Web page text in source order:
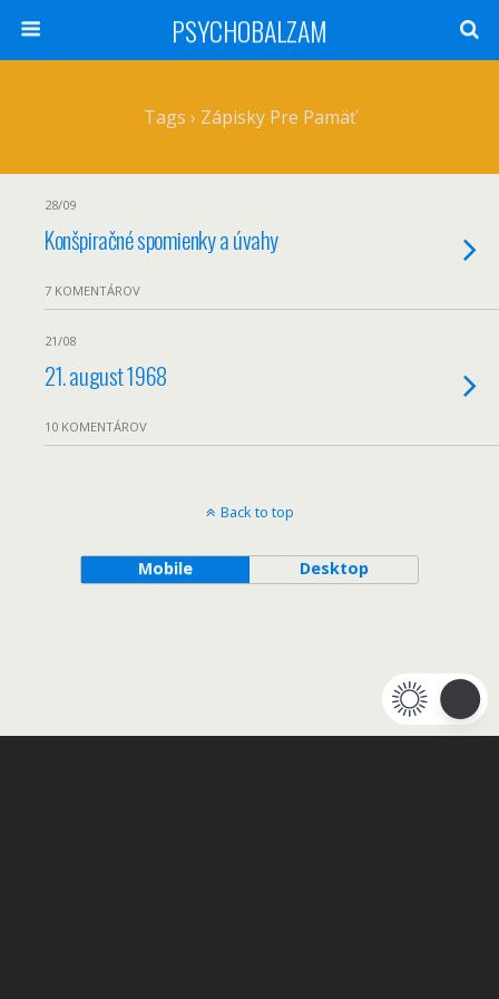
PSYCHOBALZAM
Tags › Zápisky Pre Pamäť
28/09
Konšpiračné spomienky a úvahy
7 KOMENTÁROV
21/08
21. august 1968
10 KOMENTÁROV
Back to top
Mobile Desktop